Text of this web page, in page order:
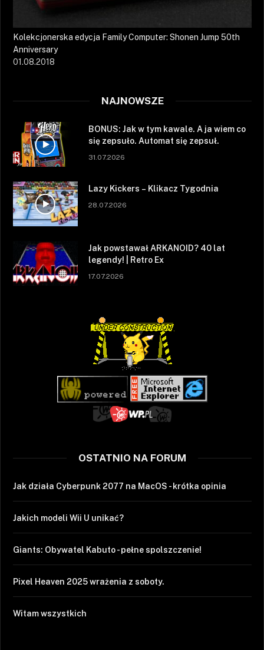
Kolekcjonerska edycja Family Computer: Shonen Jump 50th
Anniversary
01.08.2018
NAJNOWSZE
BONUS: Jak w tym kawale. A ja wiem co
się zepsuło. Automat się zepsuł.
31.07.2026
Lazy Kickers – Klikacz Tygodnia
28.07.2026
Jak powstawał ARKANOID? 40 lat
legendy! | Retro Ex
17.07.2026
OSTATNIO NA FORUM
Jak działa Cyberpunk 2077 na MacOS - krótka opinia
Jakich modeli Wii U unikać?
Giants: Obywatel Kabuto - pełne spolszczenie!
Pixel Heaven 2025 wrażenia z soboty.
Witam wszystkich